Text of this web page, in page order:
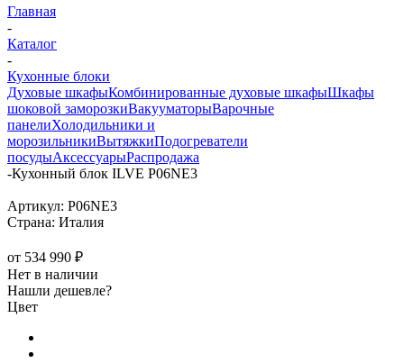
Главная
-
Каталог
-
Кухонные блоки
Духовые шкафыКомбинированные духовые шкафыШкафы
шоковой заморозкиВакууматорыВарочные
панелиХолодильники и
морозильникиВытяжкиПодогреватели
посудыАксессуарыРаспродажа
-Кухонный блок ILVE P06NE3
Артикул: P06NE3
Страна: Италия
от 534 990 ₽
Нет в наличии
Нашли дешевле?
Цвет